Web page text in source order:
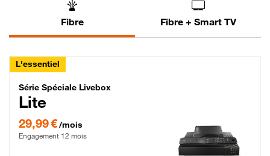
Fibre Fibre + Smart TV
L'essentiel
Série Spéciale Livebox Lite Fibre
Série Spéciale Livebox
Lite
29,99 €/mois
Engagement 12 mois